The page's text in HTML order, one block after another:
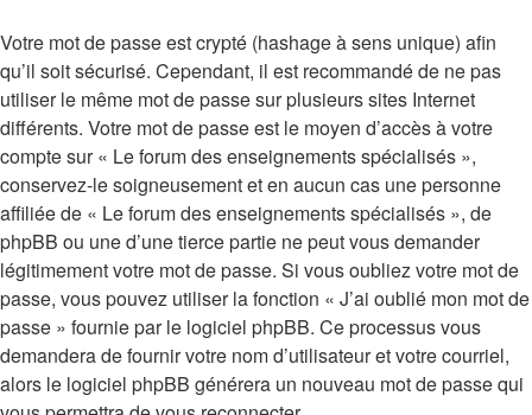
Votre mot de passe est crypté (hashage à sens unique) afin
qu’il soit sécurisé. Cependant, il est recommandé de ne pas
utiliser le même mot de passe sur plusieurs sites Internet
différents. Votre mot de passe est le moyen d’accès à votre
compte sur « Le forum des enseignements spécialisés »,
conservez-le soigneusement et en aucun cas une personne
affiliée de « Le forum des enseignements spécialisés », de
phpBB ou une d’une tierce partie ne peut vous demander
légitimement votre mot de passe. Si vous oubliez votre mot de
passe, vous pouvez utiliser la fonction « J’ai oublié mon mot de
passe » fournie par le logiciel phpBB. Ce processus vous
demandera de fournir votre nom d’utilisateur et votre courriel,
alors le logiciel phpBB générera un nouveau mot de passe qui